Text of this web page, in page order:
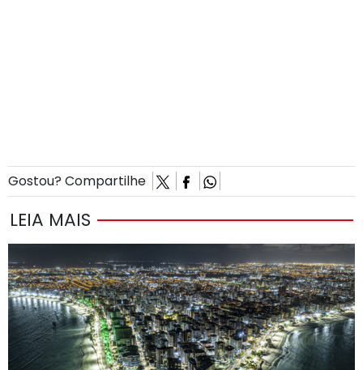
Gostou? Compartilhe
LEIA MAIS